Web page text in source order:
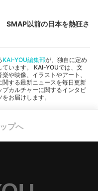
SMAP以前の日本を熱狂さ
KAI-YOU編集部が、独自に定め
ています。 KAI-YOUでは、文
や映像、イラストやアート、
する最新ニュースを毎日更新
カルチャーに関するインタビ
お届けします。
プへ